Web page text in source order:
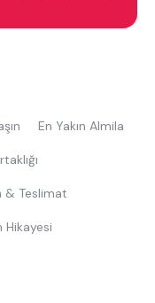
En Yakın Almila
& Teslimat
Hikayesi